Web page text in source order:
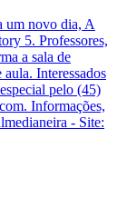
um novo dia, A
5. Professores,
a sala de
Interessados
pelo (45)
Informações,
- Site: